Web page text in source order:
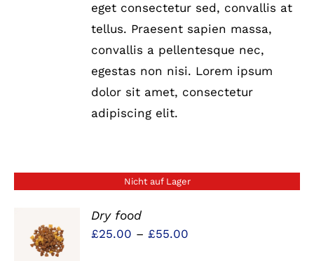
eget consectetur sed, convallis at
tellus. Praesent sapien massa,
convallis a pellentesque nec,
egestas non nisi. Lorem ipsum
dolor sit amet, consectetur
adipiscing elit.
Nicht auf Lager
DETAILS
Dry food
£25.00 –£55.00